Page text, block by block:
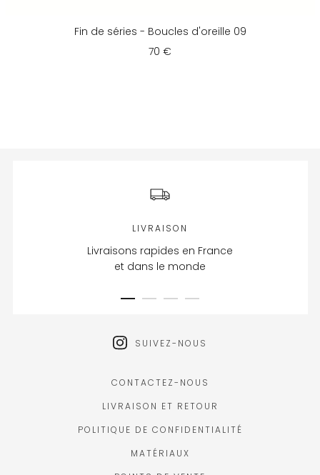
Fin de séries - Boucles d'oreille 09
70 €
LIVRAISON
Livraisons rapides en France
et dans le monde
SUIVEZ-NOUS
CONTACTEZ-NOUS
LIVRAISON ET RETOUR
POLITIQUE DE CONFIDENTIALITÉ
MATÉRIAUX